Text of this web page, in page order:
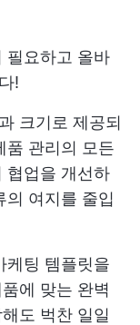
필요하고 올바
!
크기로 제공되
품 관리의 모든
협업을 개선하
의 여지를 줄입
케팅 템플릿을
에 맞는 완벽
도 벅찬 일일